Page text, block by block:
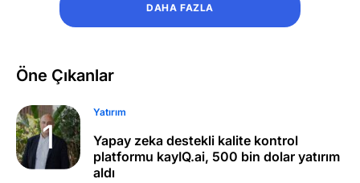
DAHA FAZLA
Öne Çıkanlar
Yatırım
Yapay zeka destekli kalite kontrol
platformu kayIQ.ai, 500 bin dolar yatırım
aldı